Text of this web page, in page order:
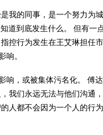
我的同事，是一个努力为
道到底发生什么。 但有一
控行为发生在王艾琳担任
响。
响，或被集体污名化。 傅
我们永远无法与他们沟通
人都不会因为一个人的行